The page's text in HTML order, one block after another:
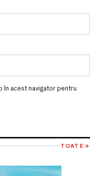
în acest navigator pentru
TOATE →